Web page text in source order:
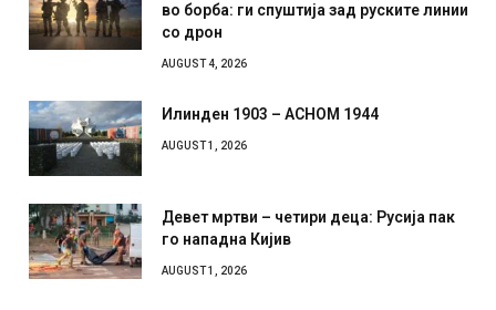
во борба: ги спуштија зад руските линии
со дрон
AUGUST 4, 2026
Илинден 1903 – АСНОМ 1944
AUGUST 1, 2026
Девет мртви – четири деца: Русија пак
го нападна Кијив
AUGUST 1, 2026